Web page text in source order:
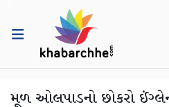
મૂળ ઓલપાડનો છોકરો